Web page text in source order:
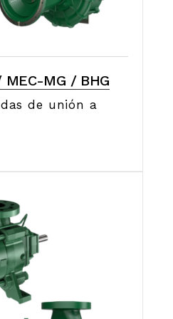
MEC-MG / BHG
de unión a